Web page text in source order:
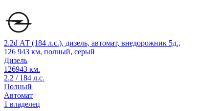
2.2d АТ (184 л.с.), дизель, автомат, внедорожник 5д.,
126 943 км, полный, серый
Дизель
126943 км.
2.2 / 184 л.с.
Полный
Автомат
1 владелец